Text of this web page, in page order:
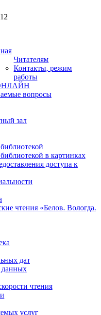
Читателям
Контакты, режим
работы
ОНЛАЙН
вопросы
зал
в картинках
доступа к
чтения «Белов. Вологда.
дат
данных
чтения
услуг